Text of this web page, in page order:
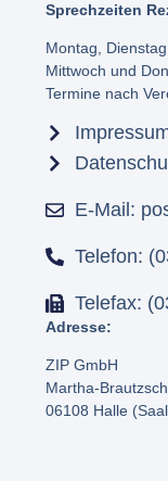
Sprechzeiten
Montag,
Mittwoch und
Termine nach
E-Mail:
Telefon:
Telefax:
Adresse:
ZIP GmbH
Martha-
06108 Halle